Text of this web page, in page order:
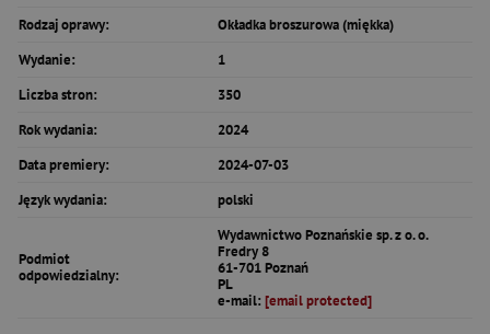
Rodzaj oprawy:
Okładka broszurowa (miękka)
Wydanie:
1
Liczba stron:
350
Rok wydania:
2024
Data premiery:
2024-07-03
Język wydania:
polski
Podmiot
odpowiedzialny:
Wydawnictwo Poznańskie sp. z o. o.
Fredry 8
61-701 Poznań
PL
e-mail: [email protected]